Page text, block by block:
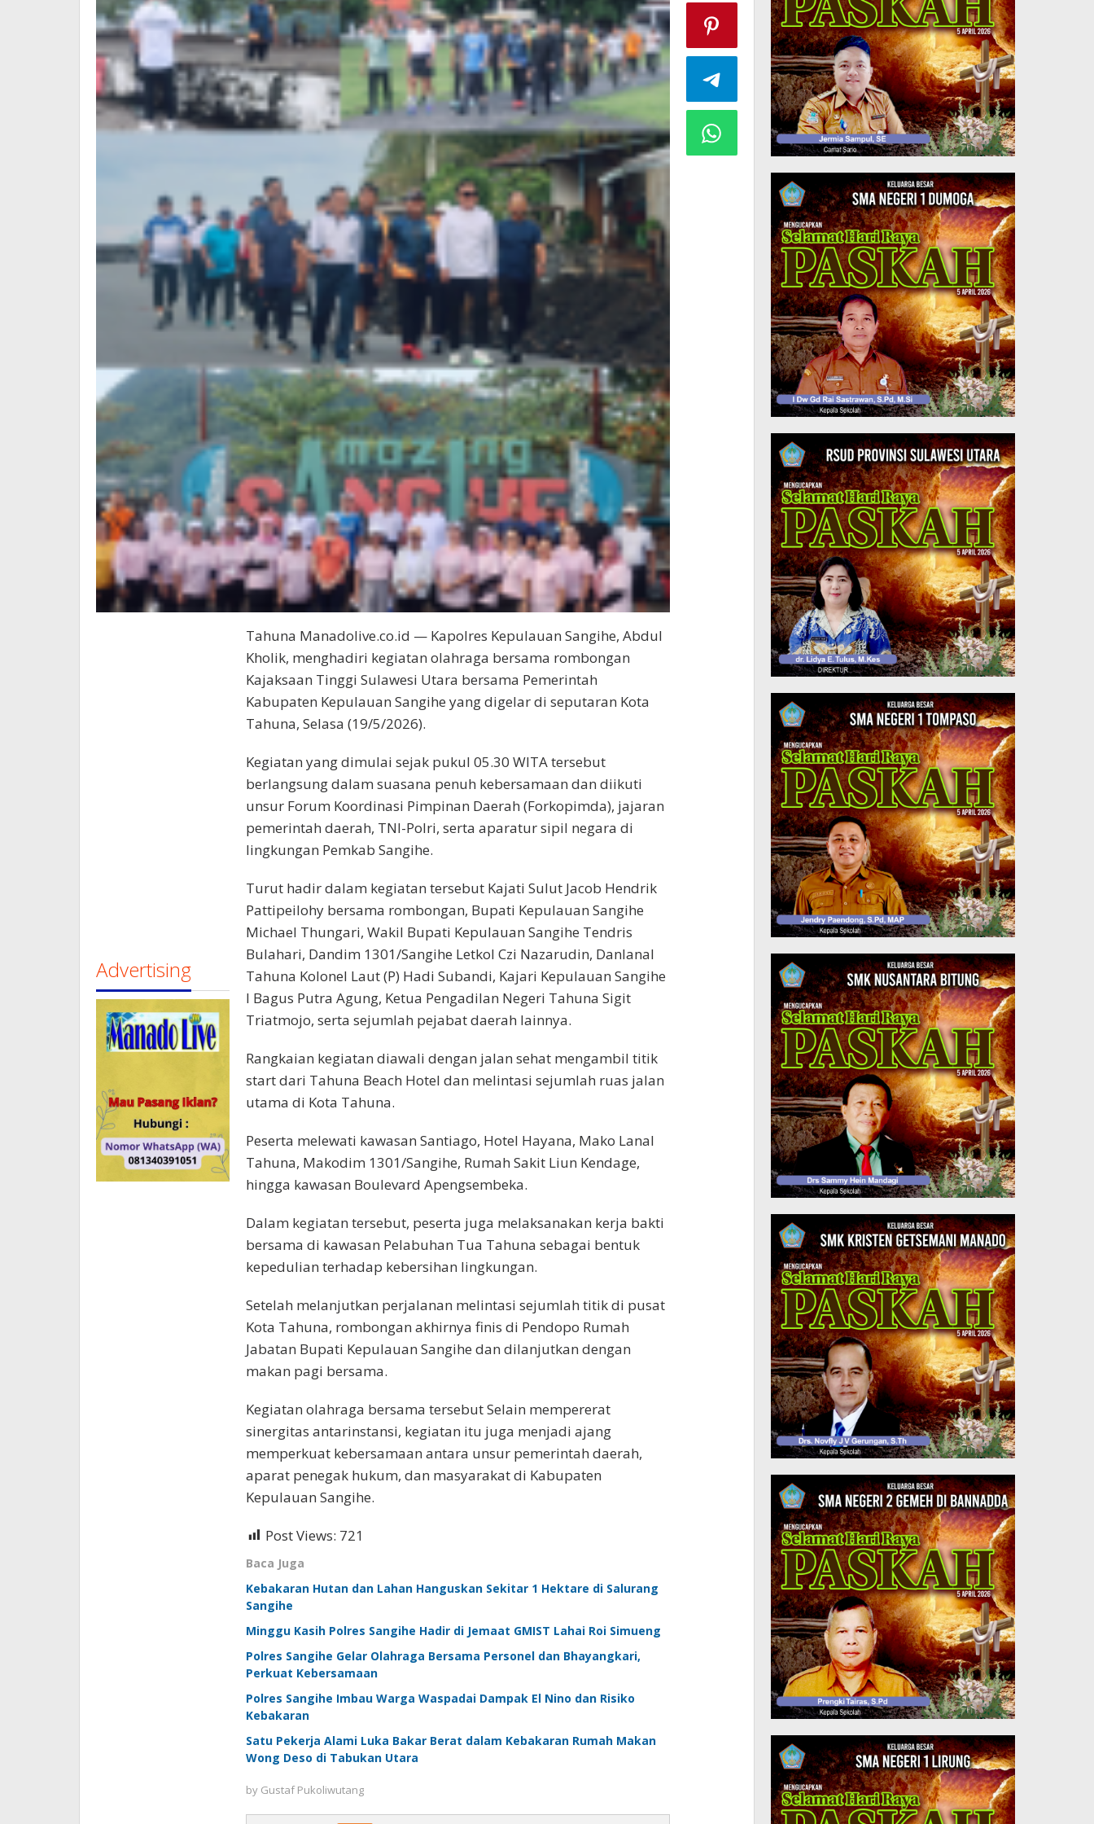
Advertising
Tahuna Manadolive.co.id — Kapolres Kepulauan Sangihe, Abdul
Kholik, menghadiri kegiatan olahraga bersama rombongan
Kajaksaan Tinggi Sulawesi Utara bersama Pemerintah
Kabupaten Kepulauan Sangihe yang digelar di seputaran Kota
Tahuna, Selasa (19/5/2026).
Kegiatan yang dimulai sejak pukul 05.30 WITA tersebut
berlangsung dalam suasana penuh kebersamaan dan diikuti
unsur Forum Koordinasi Pimpinan Daerah (Forkopimda), jajaran
pemerintah daerah, TNI-Polri, serta aparatur sipil negara di
lingkungan Pemkab Sangihe.
Turut hadir dalam kegiatan tersebut Kajati Sulut Jacob Hendrik
Pattipeilohy bersama rombongan, Bupati Kepulauan Sangihe
Michael Thungari, Wakil Bupati Kepulauan Sangihe Tendris
Bulahari, Dandim 1301/Sangihe Letkol Czi Nazarudin, Danlanal
Tahuna Kolonel Laut (P) Hadi Subandi, Kajari Kepulauan Sangihe
I Bagus Putra Agung, Ketua Pengadilan Negeri Tahuna Sigit
Triatmojo, serta sejumlah pejabat daerah lainnya.
Rangkaian kegiatan diawali dengan jalan sehat mengambil titik
start dari Tahuna Beach Hotel dan melintasi sejumlah ruas jalan
utama di Kota Tahuna.
Peserta melewati kawasan Santiago, Hotel Hayana, Mako Lanal
Tahuna, Makodim 1301/Sangihe, Rumah Sakit Liun Kendage,
hingga kawasan Boulevard Apengsembeka.
Dalam kegiatan tersebut, peserta juga melaksanakan kerja bakti
bersama di kawasan Pelabuhan Tua Tahuna sebagai bentuk
kepedulian terhadap kebersihan lingkungan.
Setelah melanjutkan perjalanan melintasi sejumlah titik di pusat
Kota Tahuna, rombongan akhirnya finis di Pendopo Rumah
Jabatan Bupati Kepulauan Sangihe dan dilanjutkan dengan
makan pagi bersama.
Kegiatan olahraga bersama tersebut Selain mempererat
sinergitas antarinstansi, kegiatan itu juga menjadi ajang
memperkuat kebersamaan antara unsur pemerintah daerah,
aparat penegak hukum, dan masyarakat di Kabupaten
Kepulauan Sangihe.
Post Views: 721
Baca Juga
Kebakaran Hutan dan Lahan Hanguskan Sekitar 1 Hektare di Salurang
Sangihe
Minggu Kasih Polres Sangihe Hadir di Jemaat GMIST Lahai Roi Simueng
Polres Sangihe Gelar Olahraga Bersama Personel dan Bhayangkari,
Perkuat Kebersamaan
Polres Sangihe Imbau Warga Waspadai Dampak El Nino dan Risiko
Kebakaran
Satu Pekerja Alami Luka Bakar Berat dalam Kebakaran Rumah Makan
Wong Deso di Tabukan Utara
by Gustaf Pukoliwutang